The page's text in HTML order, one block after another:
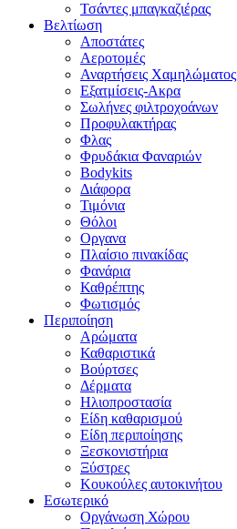
Τσάντες μπαγκαζιέρας
Βελτίωση
Αποστάτες
Αεροτομές
Αναρτήσεις Χαμηλώματος
Εξατμίσεις-Ακρα
Σωλήνες φιλτροχοάνων
Προφυλακτήρας
Φλας
Φρυδάκια Φαναριών
Bodykits
Διάφορα
Τιμόνια
Θόλοι
Οργανα
Πλαίσιο πινακίδας
Φανάρια
Καθρέπτης
Φωτισμός
Περιποίηση
Αρώματα
Καθαριστικά
Βούρτσες
Δέρματα
Ηλιοπροστασία
Είδη καθαρισμού
Είδη περιποίησης
Ξεσκονιστήρια
Ξύστρες
Κουκούλες αυτοκινήτου
Εσωτερικό
Οργάνωση Χώρου